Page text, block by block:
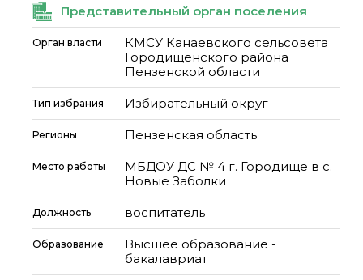
Представительный орган поселения
Орган власти
КМСУ Канаевского сельсовета
Городищенского района
Пензенской области
Тип избрания Избирательный округ
Регионы Пензенская область
Место работы
МБДОУ ДС № 4 г. Городище в с.
Новые Заболки
Должность воспитатель
Образование
Высшее образование -
бакалавриат